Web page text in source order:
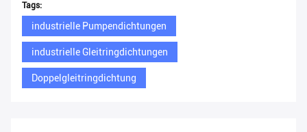
Tags:
industrielle Pumpendichtungen
industrielle Gleitringdichtungen
Doppelgleitringdichtung